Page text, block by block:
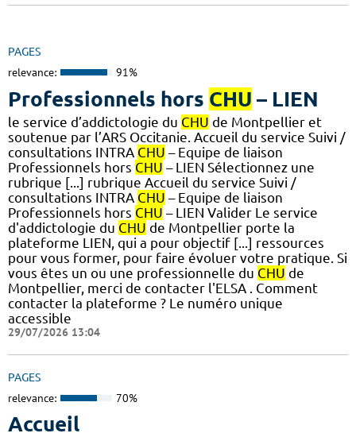
PAGES
relevance: 91%
Professionnels hors CHU – LIEN
le service d’addictologie du CHU de Montpellier et
soutenue par l’ARS Occitanie. Accueil du service Suivi /
consultations INTRA CHU – Equipe de liaison
Professionnels hors CHU – LIEN Sélectionnez une
rubrique [...] rubrique Accueil du service Suivi /
consultations INTRA CHU – Equipe de liaison
Professionnels hors CHU – LIEN Valider Le service
d'addictologie du CHU de Montpellier porte la
plateforme LIEN, qui a pour objectif [...] ressources
pour vous former, pour faire évoluer votre pratique. Si
vous êtes un ou une professionnelle du CHU de
Montpellier, merci de contacter l'ELSA . Comment
contacter la plateforme ? Le numéro unique
accessible
29/07/2026 13:04
PAGES
relevance: 70%
Accueil